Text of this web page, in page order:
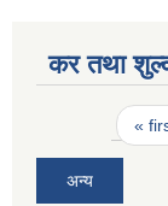
कर तथा
Pages«
अन्य